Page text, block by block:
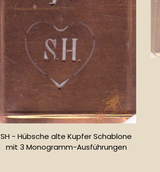
SH - Hübsche alte Kupfer Schablone
mit 3 Monogramm-Ausführungen